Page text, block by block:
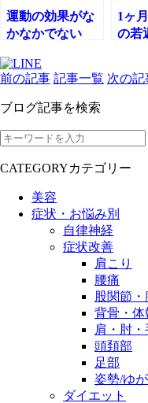
運動の効果がな
かなかでない
方！！そんな方
が整える条
件！！！
1ヶ
の若
前の記事 記事一覧 次の記
ブログ記事を検索
CATEGORYカテゴリー
美容
症状・お悩み別
自律神経
症状改善
肩こり
腰痛
股関節・
背骨・体
肩・肘・
頭頚部
足部
姿勢/ゆ
ダイエット